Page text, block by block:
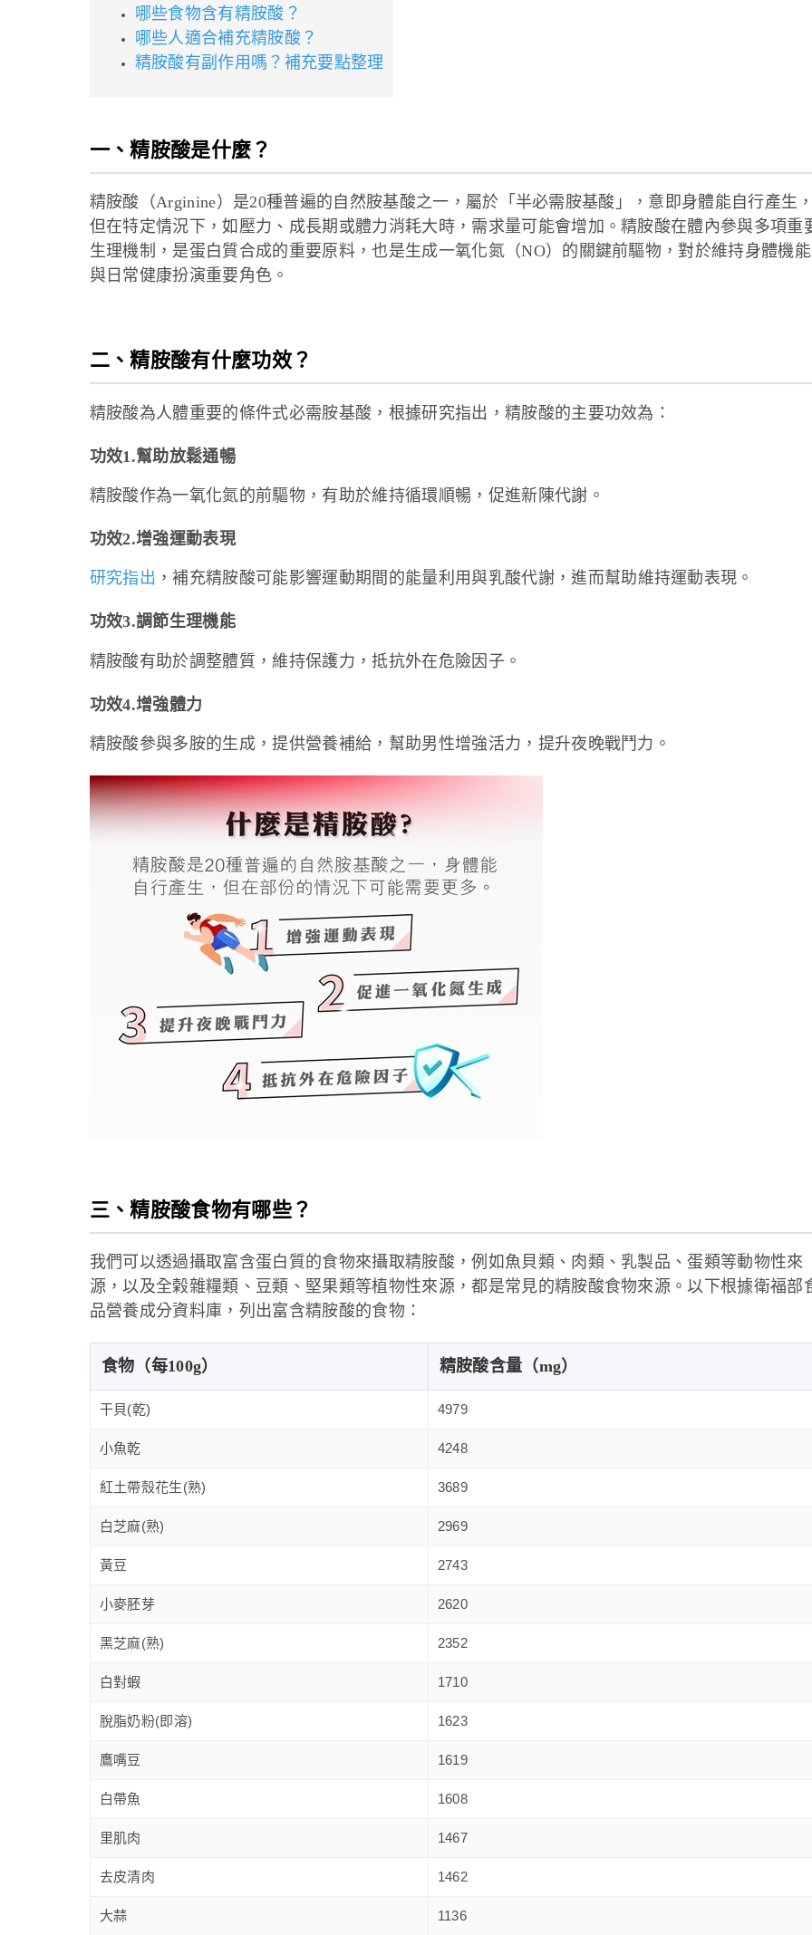
哪些食物含有精胺酸？
哪些人適合補充精胺酸？
精胺酸有副作用嗎？補充要點整理
一、精胺酸是什麼？
精胺酸（Arginine）是20種普遍的自然胺基酸之一，屬於「半必需胺基酸」，意即身體能自行產生
但在特定情況下，如壓力、成長期或體力消耗大時，需求量可能會增加。精胺酸在體內參與多項重
生理機制，是蛋白質合成的重要原料，也是生成一氧化氮（NO）的關鍵前驅物，對於維持身體機能
與日常健康扮演重要角色。
二、精胺酸有什麼功效？
精胺酸為人體重要的條件式必需胺基酸，根據研究指出，精胺酸的主要功效為：
功效1.幫助放鬆通暢
精胺酸作為一氧化氮的前驅物，有助於維持循環順暢，促進新陳代謝。
功效2.增強運動表現
研究指出 ，補充精胺酸可能影響運動期間的能量利用與乳酸代謝，進而幫助維持運動表現。
功效3.調節生理機能
精胺酸有助於調整體質，維持保護力，抵抗外在危險因子。
功效4.增強體力
精胺酸參與多胺的生成，提供營養補給，幫助男性增強活力，提升夜晚戰鬥力。
三、精胺酸食物有哪些？
我們可以透過攝取富含蛋白質的食物來攝取精胺酸，例如魚貝類、肉類、乳製品、蛋類等動物性來
源，以及全榖雜糧類、豆類、堅果類等植物性來源，都是常見的精胺酸食物來源。以下根據衛福部
品營養成分資料庫，列出富含精胺酸的食物：
食物（每100g） 精胺酸含量（mg）
干貝(乾) 4979
小魚乾 4248
紅土帶殼花生(熟) 3689
白芝麻(熟) 2969
黃豆 2743
小麥胚芽 2620
黑芝麻(熟) 2352
白對蝦 1710
脫脂奶粉(即溶) 1623
鷹嘴豆 1619
白帶魚 1608
里肌肉 1467
去皮清肉 1462
大蒜 1136